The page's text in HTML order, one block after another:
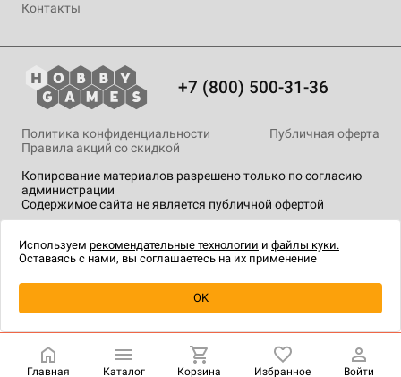
Купить| 1 990 ₽
Контакты
+7 (800) 500-31-36
Копирование материалов разрешено только по согласию
администрации
Содержимое сайта не является публичной офертой
Политика конфиденциальности
Публичная оферта
Правила акций со скидкой
технологии.
Главная Каталог Корзина Избранное Войти
Используем рекомендательные технологии и файлы куки.
Оставаясь с нами, вы соглашаетесь на их применение
OK